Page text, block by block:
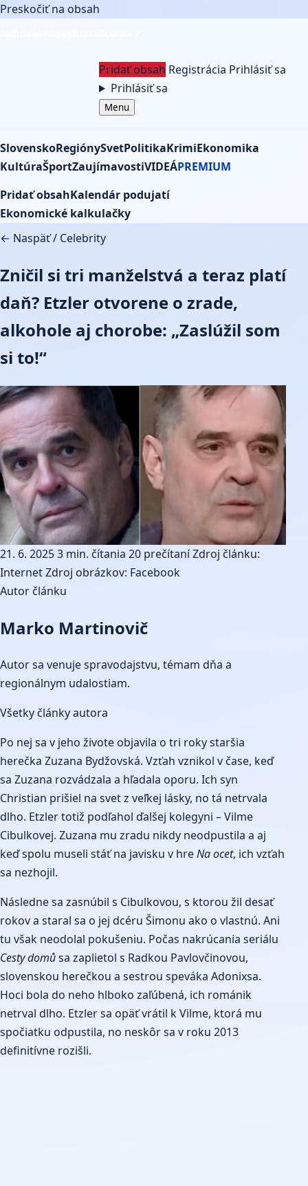
Preskočiť na obsah
Pridať obsah Registrácia Prihlásiť sa
Prihlásiť sa
Menu
SlovenskoRegiónySvetPolitikaKrimiEkonomika
KultúraŠportZaujímavostiVIDEÁPREMIUM
Pridať obsahKalendár podujatí
Ekonomické kalkulačky
← Naspäť/ Celebrity
Zničil si tri manželstvá a teraz platí
daň? Etzler otvorene o zrade,
alkohole aj chorobe: „Zaslúžil som
si to!“
21. 6. 20253 min. čítania 20 prečítaníZdroj článku:
InternetZdroj obrázkov: Facebook
Autor článku
Marko Martinovič
Autor sa venuje spravodajstvu, témam dňa a
regionálnym udalostiam.
Všetky články autora
Po nej sa v jeho živote objavila o tri roky staršia
herečka Zuzana Bydžovská. Vzťah vznikol v čase, keď
sa Zuzana rozvádzala a hľadala oporu. Ich syn
Christian prišiel na svet z veľkej lásky, no tá netrvala
dlho. Etzler totiž podľahol ďalšej kolegyni – Vilme
Cibulkovej. Zuzana mu zradu nikdy neodpustila a aj
keď spolu museli stáť na javisku v hreNa ocet, ich vzťah
sa nezhojil.
Následne sa zasnúbil s Cibulkovou, s ktorou žil desať
rokov a staral sa o jej dcéru Šimonu ako o vlastnú. Ani
tu však neodolal pokušeniu. Počas nakrúcania seriálu
Cesty domůsa zaplietol s Radkou Pavlovčinovou,
slovenskou herečkou a sestrou speváka Adonixsa.
Hoci bola do neho hlboko zaľúbená, ich románik
netrval dlho. Etzler sa opäť vrátil k Vilme, ktorá mu
spočiatku odpustila, no neskôr sa v roku 2013
definitívne rozišli.